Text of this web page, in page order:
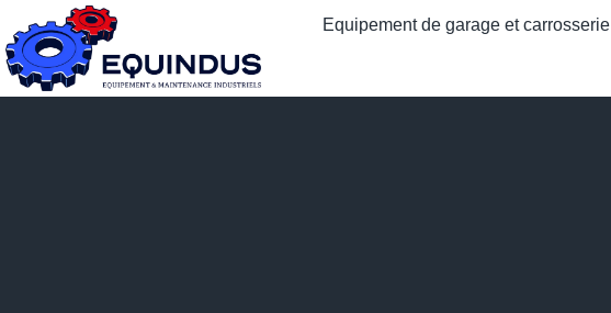
Equipement de garage et carrosserie